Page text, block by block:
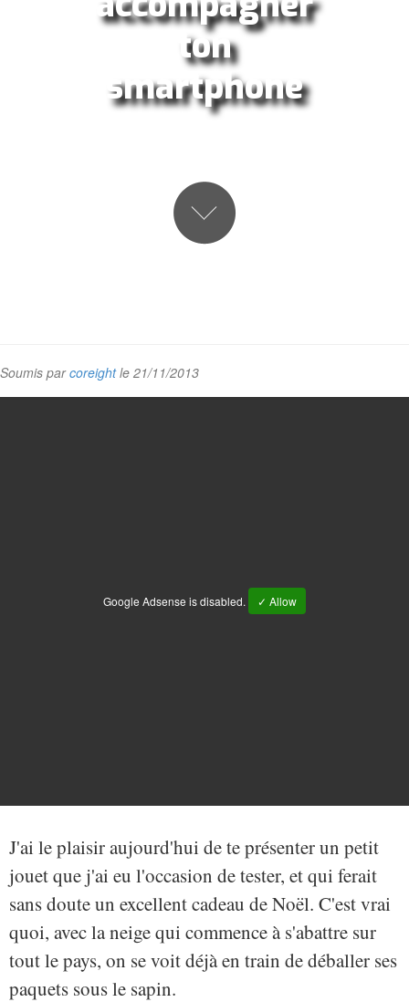
ton
smartphone
Soumis parcoreightle 21/11/2013
Google Adsense is disabled. ✓ Allow
J'ai le plaisir aujourd'hui de te présenter un petit
jouet que j'ai eu l'occasion de tester, et qui ferait
sans doute un excellent cadeau de Noël. C'est vrai
quoi, avec la neige qui commence à s'abattre sur
tout le pays, on se voit déjà en train de déballer ses
paquets sous le sapin.